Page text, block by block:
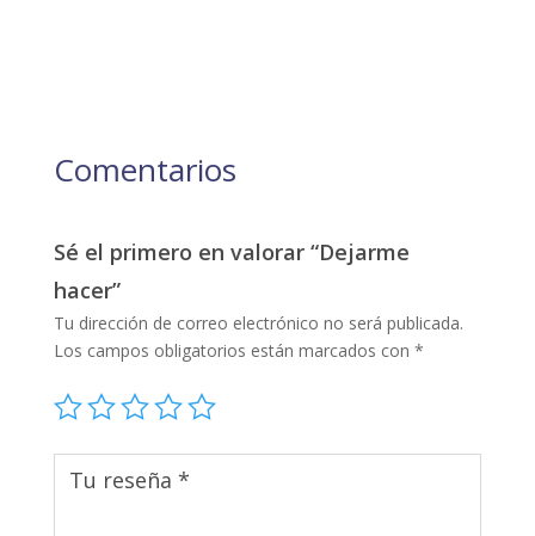
Comentarios
Sé el primero en valorar “Dejarme
hacer”
Tu dirección de correo electrónico no será publicada.
Los campos obligatorios están marcados con *